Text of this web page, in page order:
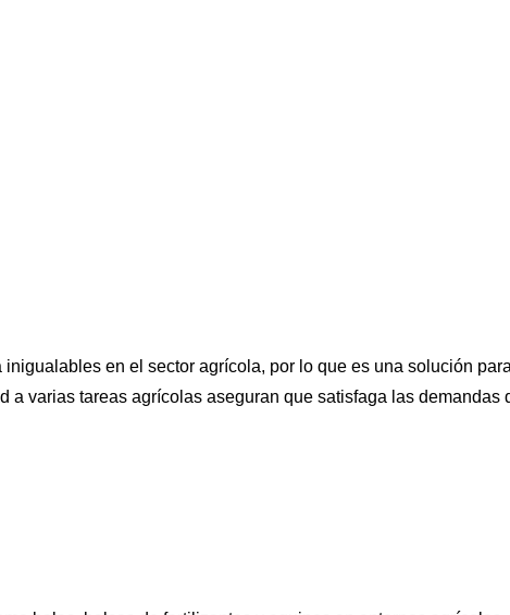
en el sector agrícola, por lo que es una solución
varias tareas agrícolas aseguran que satisfaga las